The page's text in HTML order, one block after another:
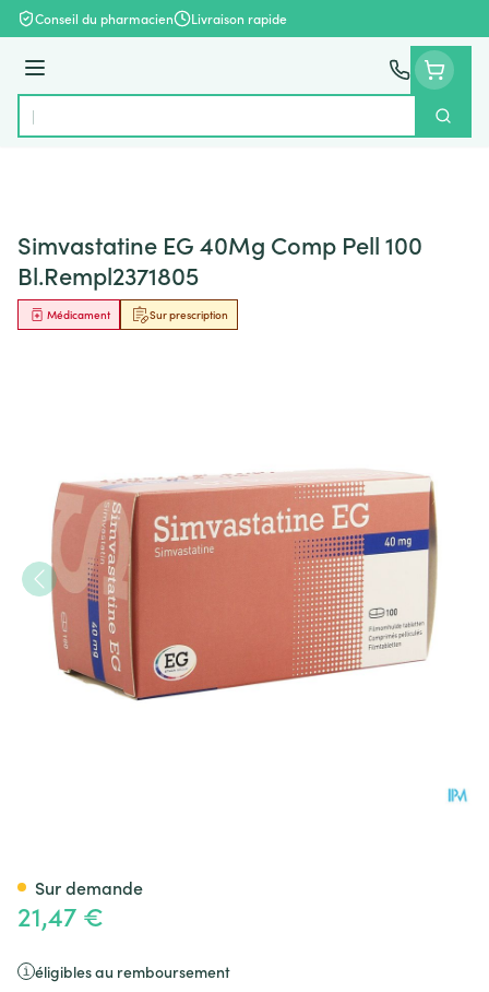
Aller au contenu
Conseil du pharmacien Livraison rapide
Menu
Rechercher
Simvastatine EG 40Mg Comp Pell 100
Bl.Rempl2371805
Sur prescription
Médicament
21,47 €
éligibles au remboursement
Sur demande